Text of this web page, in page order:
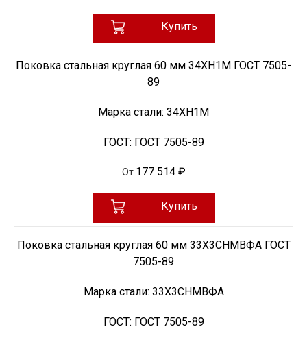
Купить
Поковка стальная круглая 60 мм 34ХН1М ГОСТ 7505-
89
Марка стали: 34ХН1М
ГОСТ: ГОСТ 7505-89
От 177 514 ₽
Купить
Поковка стальная круглая 60 мм 33Х3СНМВФА ГОСТ
7505-89
Марка стали: 33Х3СНМВФА
ГОСТ: ГОСТ 7505-89